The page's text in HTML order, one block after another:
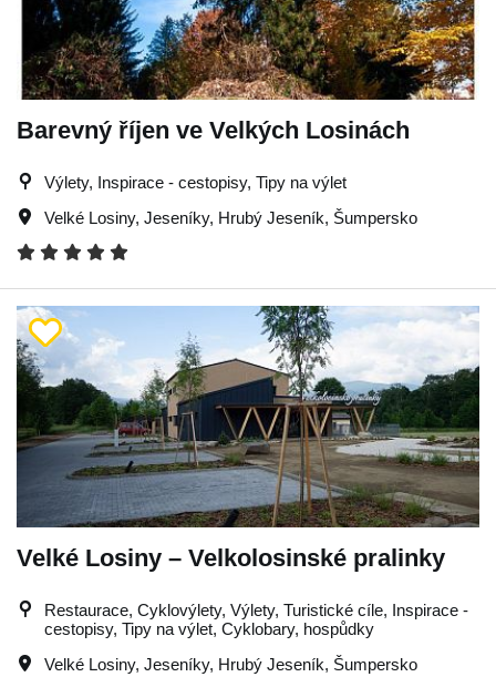
Barevný říjen ve Velkých Losinách
Výlety, Inspirace - cestopisy, Tipy na výlet
Velké Losiny, Jeseníky, Hrubý Jeseník, Šumpersko
Velké Losiny – Velkolosinské pralinky
Restaurace, Cyklovýlety, Výlety, Turistické cíle, Inspirace -
cestopisy, Tipy na výlet, Cyklobary, hospůdky
Velké Losiny, Jeseníky, Hrubý Jeseník, Šumpersko